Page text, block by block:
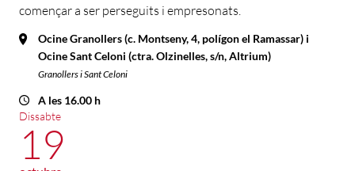
començar a ser perseguits i empresonats.
Ocine Granollers (c. Montseny, 4, polígon el Ramassar) i
Ocine Sant Celoni (ctra. Olzinelles, s/n, Altrium)
Granollers i Sant Celoni
A les 16.00 h
Dissabte
19